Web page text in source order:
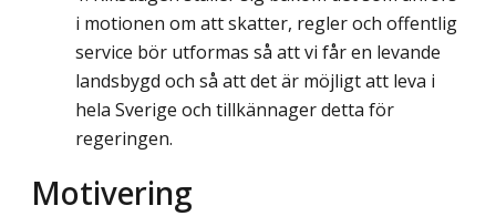
i motionen om att skatter, regler och offentlig
service bör utformas så att vi får en levande
landsbygd och så att det är möjligt att leva i
hela Sverige och tillkännager detta för
regeringen.
Motivering